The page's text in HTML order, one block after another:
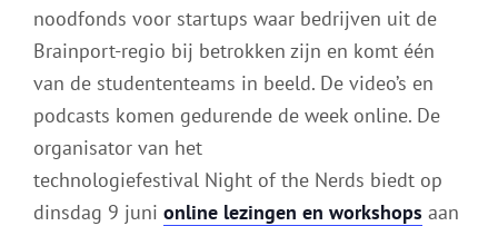
noodfonds voor startups waar bedrijven uit de
Brainport-regio bij betrokken zijn en komt één
van de studententeams in beeld. De video’s en
podcasts komen gedurende de week online. De
organisator van het
technologiefestival Night of the Nerds biedt op
dinsdag 9 juni online lezingen en workshops aan